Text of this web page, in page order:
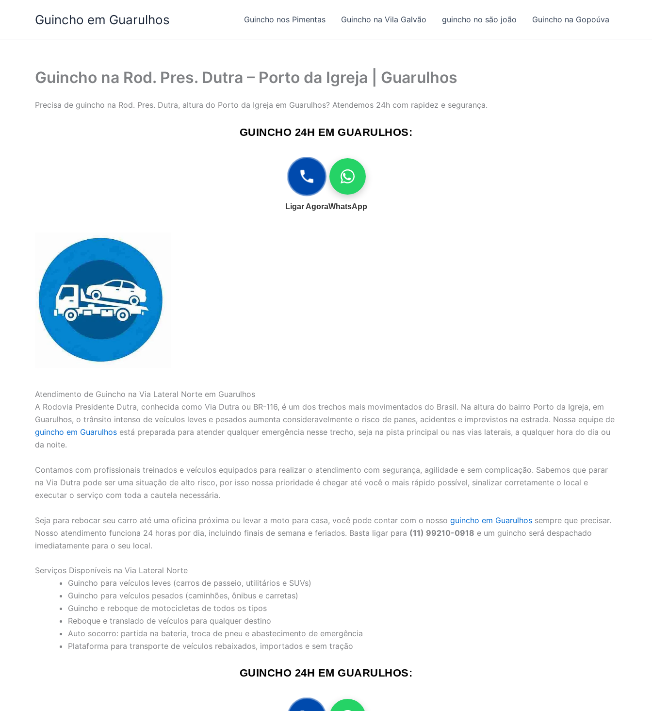
Guincho em Guarulhos Guincho nos Pimentas Guincho na Vila Galvão guincho no são joão Guincho na Gopoúva
Guincho na Rod. Pres. Dutra – Porto da Igreja | Guarulhos
Precisa de guincho na Rod. Pres. Dutra, altura do Porto da Igreja em Guarulhos? Atendemos 24h com rapidez e segurança.
GUINCHO 24H EM GUARULHOS:
Ligar AgoraWhatsApp
Atendimento de Guincho na Via Lateral Norte em Guarulhos
A Rodovia Presidente Dutra, conhecida como Via Dutra ou BR-116, é um dos trechos mais movimentados do Brasil. Na altura do bairro Porto da Igreja, em
Guarulhos, o trânsito intenso de veículos leves e pesados aumenta consideravelmente o risco de panes, acidentes e imprevistos na estrada. Nossa equipe de
guincho em Guarulhos está preparada para atender qualquer emergência nesse trecho, seja na pista principal ou nas vias laterais, a qualquer hora do dia ou
da noite.
Contamos com profissionais treinados e veículos equipados para realizar o atendimento com segurança, agilidade e sem complicação. Sabemos que parar
na Via Dutra pode ser uma situação de alto risco, por isso nossa prioridade é chegar até você o mais rápido possível, sinalizar corretamente o local e
executar o serviço com toda a cautela necessária.
Seja para rebocar seu carro até uma oficina próxima ou levar a moto para casa, você pode contar com o nosso guincho em Guarulhos sempre que precisar.
Nosso atendimento funciona 24 horas por dia, incluindo finais de semana e feriados. Basta ligar para (11) 99210-0918 e um guincho será despachado
imediatamente para o seu local.
Serviços Disponíveis na Via Lateral Norte
Guincho para veículos leves (carros de passeio, utilitários e SUVs)
Guincho para veículos pesados (caminhões, ônibus e carretas)
Guincho e reboque de motocicletas de todos os tipos
Reboque e translado de veículos para qualquer destino
Auto socorro: partida na bateria, troca de pneu e abastecimento de emergência
Plataforma para transporte de veículos rebaixados, importados e sem tração
GUINCHO 24H EM GUARULHOS: